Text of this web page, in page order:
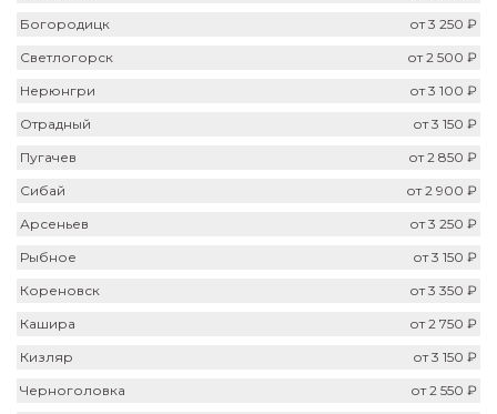
Богородицк
от 3 250 ₽
Светлогорск
от 2 500 ₽
Нерюнгри
от 3 100 ₽
Отрадный
от 3 150 ₽
Пугачев
от 2 850 ₽
Сибай
от 2 900 ₽
Арсеньев
от 3 250 ₽
Рыбное
от 3 150 ₽
Кореновск
от 3 350 ₽
Кашира
от 2 750 ₽
Кизляр
от 3 150 ₽
Черноголовка
от 2 550 ₽